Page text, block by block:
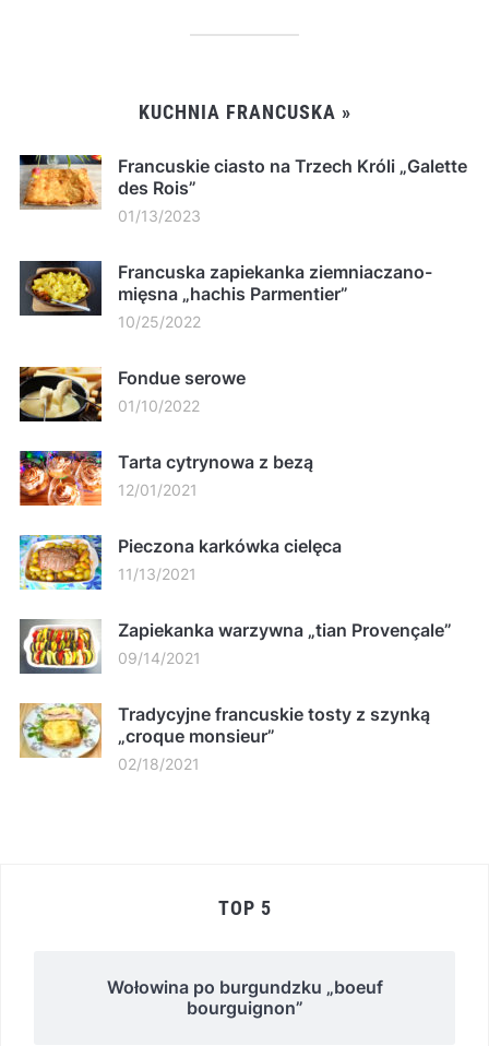
KUCHNIA FRANCUSKA »
Francuskie ciasto na Trzech Króli „Galette
des Rois”
01/13/2023
Francuska zapiekanka ziemniaczano-
mięsna „hachis Parmentier”
10/25/2022
Fondue serowe
01/10/2022
Tarta cytrynowa z bezą
12/01/2021
Pieczona karkówka cielęca
11/13/2021
Zapiekanka warzywna „tian Provençale”
09/14/2021
Tradycyjne francuskie tosty z szynką
„croque monsieur”
02/18/2021
TOP 5
Wołowina po burgundzku „boeuf
bourguignon”